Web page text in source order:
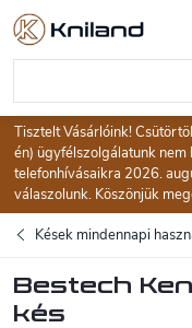
Ugrás
tartalomhoz
Tisztelt Vásárlóink!
én) ügyfélszolgálatunk
telefonhívásaikra 2026.
válaszolunk. Köszönjük
Kések mindennapi
Bestech
kés